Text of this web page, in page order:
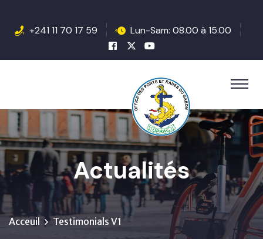
+241 11 70 17 59 Lun-Sam: 08.00 à 15.00
Actualités
Acceuil Testimonials V1